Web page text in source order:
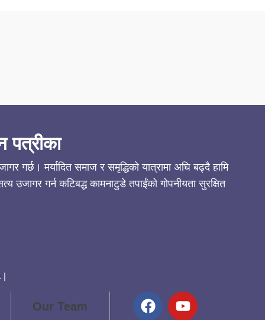
पत्रीका
गर्छ। मर्यादित समाज र समृद्धिको यात्रामा अघि बढ्दै हामि
गर्न कटिबद्ध कामनाटुडे तपाईंको गोपनीयता सुरक्षित
|
Our Team